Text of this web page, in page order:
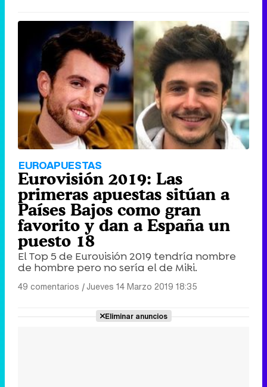
EUROAPUESTAS
Eurovisión 2019: Las
primeras apuestas sitúan a
Países Bajos como gran
favorito y dan a España un
puesto 18
El Top 5 de Eurovisión 2019 tendría nombre
de hombre pero no sería el de Miki.
49 comentarios |Jueves 14 Marzo 2019 18:35
Eliminar anuncios